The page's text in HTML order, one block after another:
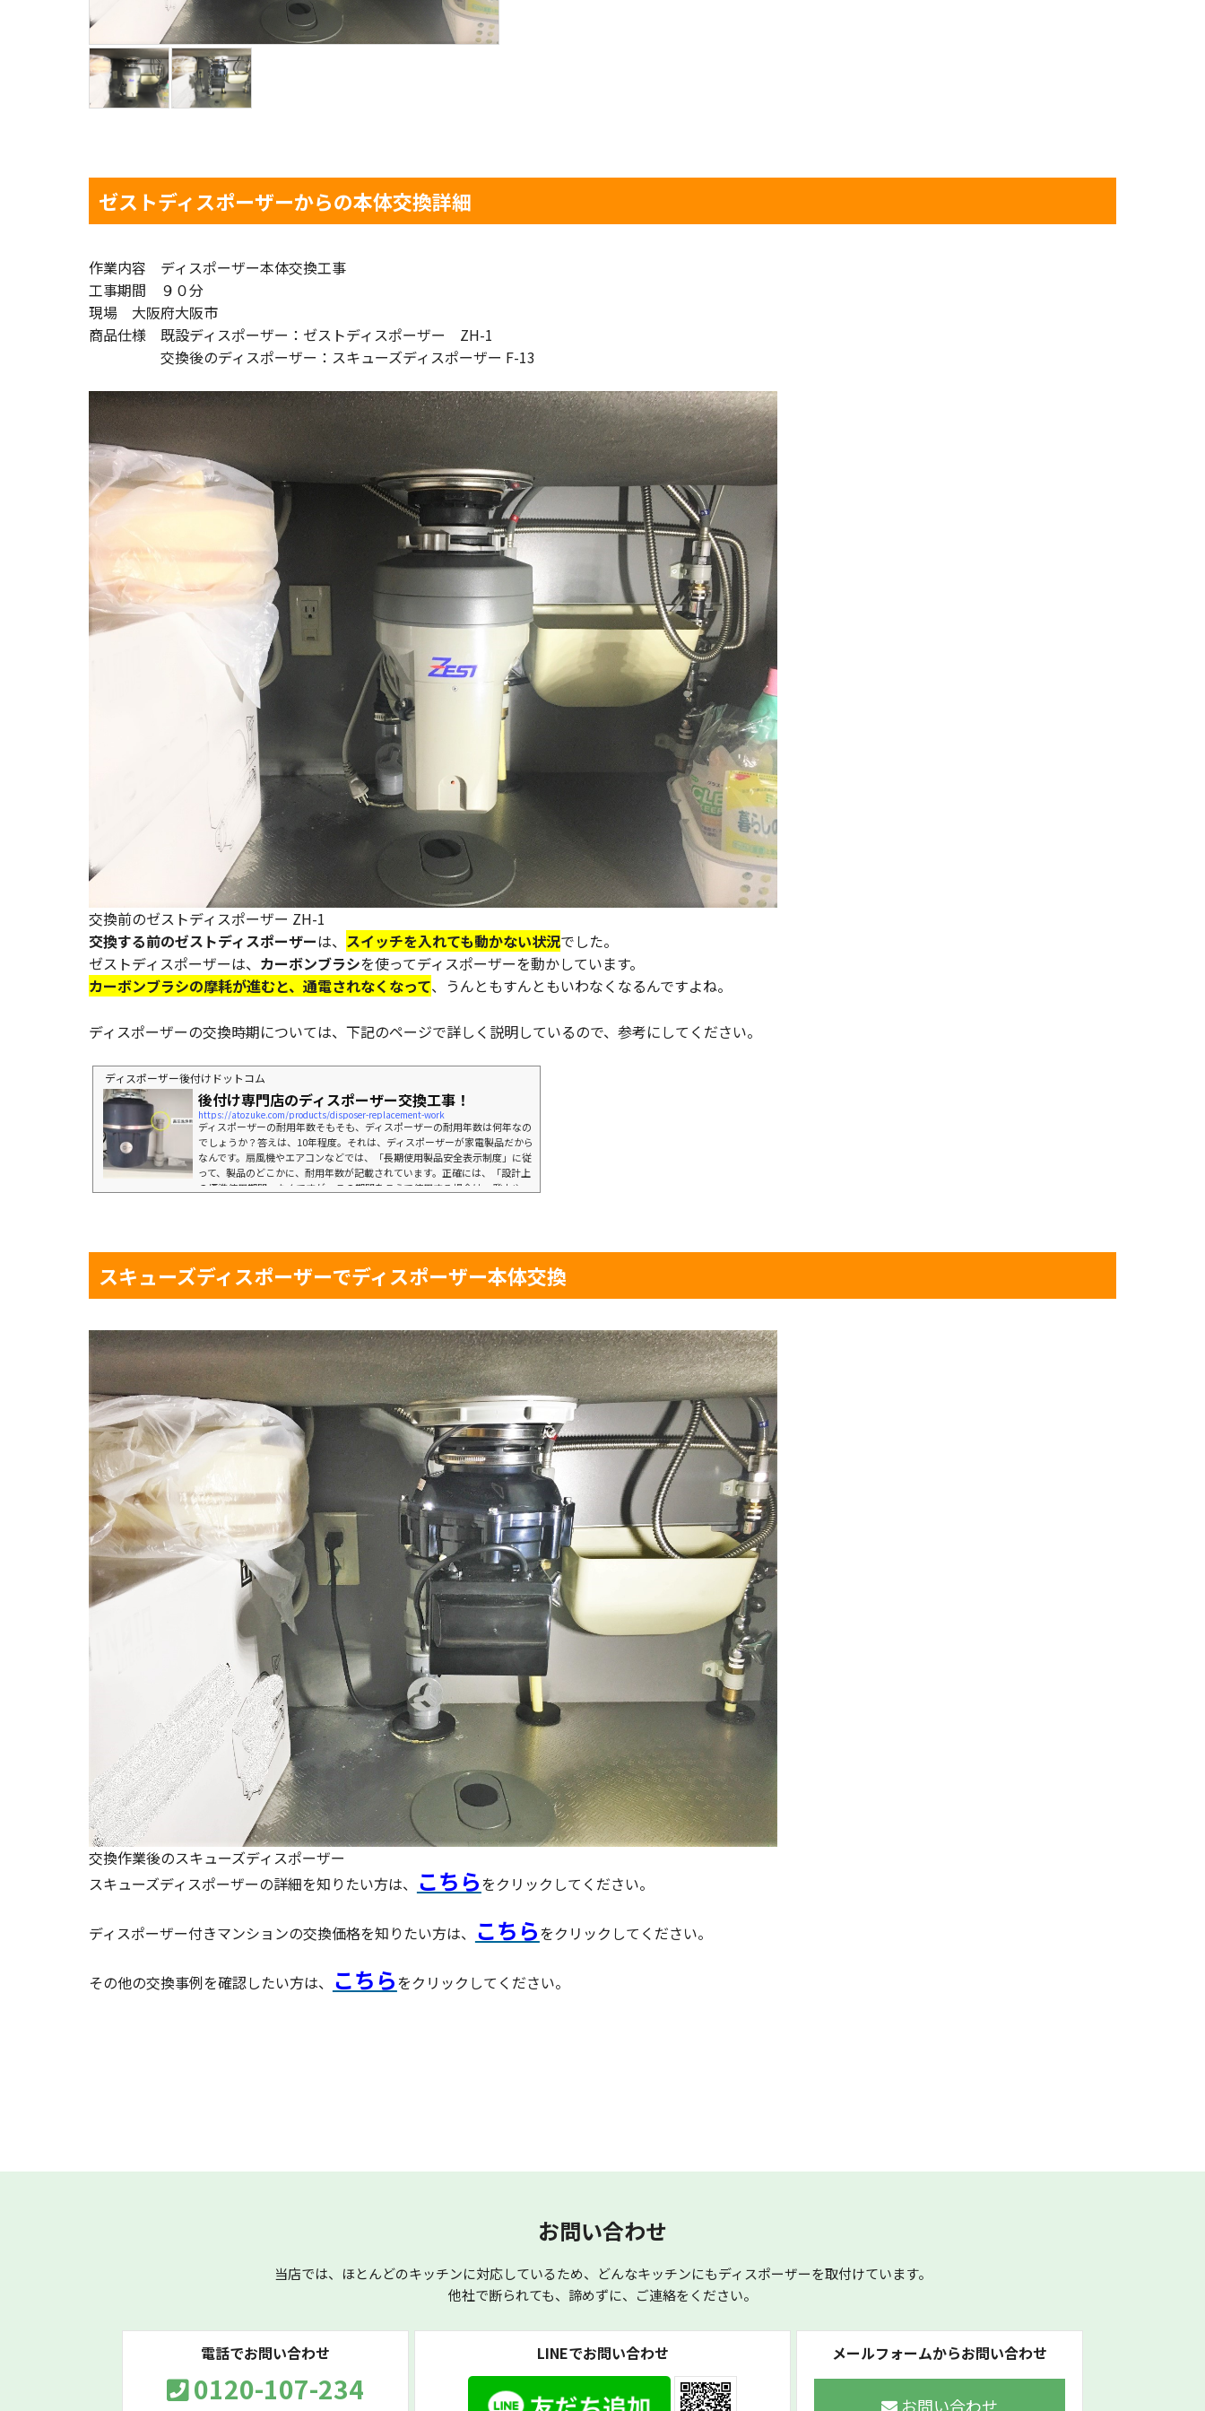
ゼストディスポーザーからの本体交換詳細
作業内容 ディスポーザー本体交換工事
工事期間 ９０分
現場 大阪府大阪市
商品仕様 既設ディスポーザー：ゼストディスポーザー ZH-1
交換後のディスポーザー：スキューズディスポーザー F-13
交換前のゼストディスポーザー ZH-1
交換する前のゼストディスポーザーは、 スイッチを入れても動かない状況でした。
ゼストディスポーザーは、 カーボンブラシを使ってディスポーザーを動かしています。
カーボンブラシの摩耗が進むと、通電されなくなって、うんともすんともいわなくなるんですよね。
ディスポーザーの交換時期については、下記のページで詳しく説明しているので、参考にしてください。
ディスポーザー後付けドットコム
後付け専門店のディスポーザー交換工事！
https://atozuke.com/products/disposer-replacement-work
ディスポーザーの耐用年数そもそも、ディスポーザーの耐用年数は何年なの
でしょうか？答えは、10年程度。それは、ディスポーザーが家電製品だから
なんです。扇風機やエアコンなどでは、「長期使用製品安全表示制度」に従
って、製品のどこかに、耐用年数が記載されています。正確には、「設計上
の標準使用期間」なんですが、この期間をこえて使用する場合は、発火や、
スキューズディスポーザーでディスポーザー本体交換
交換作業後のスキューズディスポーザー
スキューズディスポーザーの詳細を知りたい方は、 こちらをクリックしてください。
ディスポーザー付きマンションの交換価格を知りたい方は、 こちらをクリックしてください。
その他の交換事例を確認したい方は、 こちらをクリックしてください。
お問い合わせ
当店では、ほとんどのキッチンに対応しているため、どんなキッチンにもディスポーザーを取付けています。
他社で断られても、諦めずに、ご連絡をください。
電話でお問い合わせ
0120-107-234
LINEでお問い合わせ メールフォームからお問い合わせ
お問い合わせ